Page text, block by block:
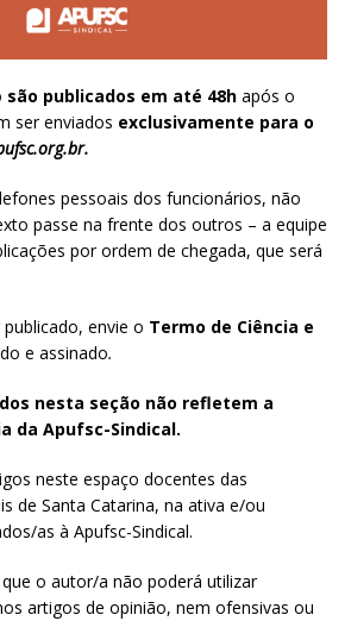
são publicados em até 48h após o
ser enviados exclusivamente para o
.
pessoais dos funcionários, não
passe na frente dos outros – a equipe
por ordem de chegada, que será
envie o Termo de Ciência e
e assinado.
nesta seção não refletem a
da Apufsc-Sindical.
neste espaço docentes das
de Santa Catarina, na ativa e/ou
as à Apufsc-Sindical.
o autor/a não poderá utilizar
artigos de opinião, nem ofensivas ou